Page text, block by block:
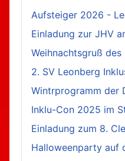
Aufsteiger 2026 -
Einladung zur JHV
Weihnachtsgruß des
2. SV Leonberg
Wintrprogramm der
Inklu-Con 2025 im
Einladung zum 8.
Halloweenparty auf